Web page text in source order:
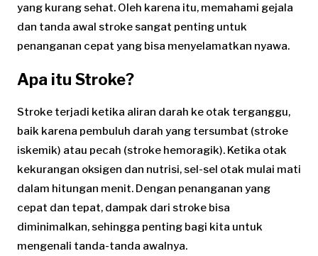
yang kurang sehat. Oleh karena itu, memahami gejala
dan tanda awal stroke sangat penting untuk
penanganan cepat yang bisa menyelamatkan nyawa.
Apa itu Stroke?
Stroke terjadi ketika aliran darah ke otak terganggu,
baik karena pembuluh darah yang tersumbat (stroke
iskemik) atau pecah (stroke hemoragik). Ketika otak
kekurangan oksigen dan nutrisi, sel-sel otak mulai mati
dalam hitungan menit. Dengan penanganan yang
cepat dan tepat, dampak dari stroke bisa
diminimalkan, sehingga penting bagi kita untuk
mengenali tanda-tanda awalnya.